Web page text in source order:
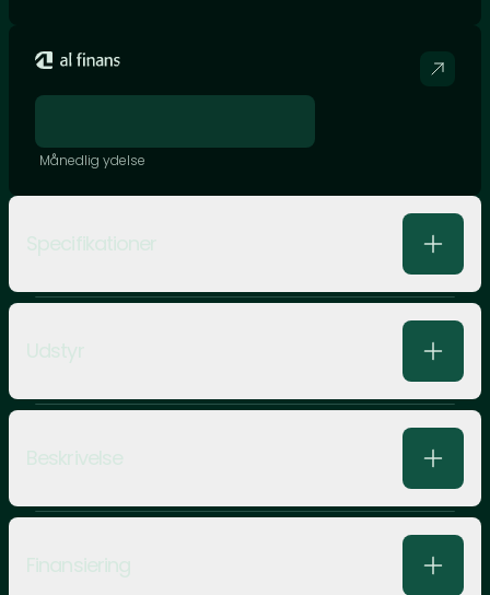
Månedlig ydelse
Specifikationer
Udstyr
Beskrivelse
Finansiering